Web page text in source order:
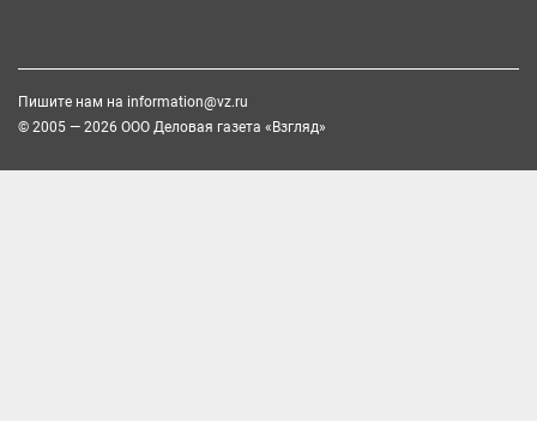
Пишите нам на information@vz.ru
© 2005 — 2026 ООО Деловая газета «Взгляд»